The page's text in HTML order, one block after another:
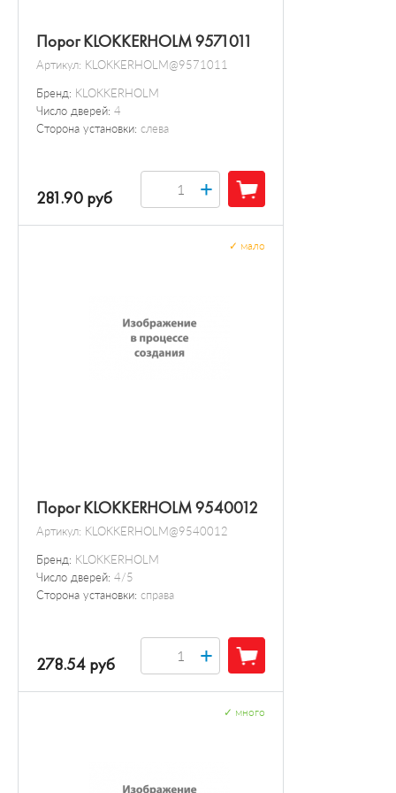
Порог KLOKKERHOLM 9571011
Артикул: KLOKKERHOLM@9571011
Бренд: KLOKKERHOLM
Число дверей: 4
Сторона установки: слева
281.90 руб +
Порог KLOKKERHOLM 9540012
Артикул: KLOKKERHOLM@9540012
Бренд: KLOKKERHOLM
Число дверей: 4/5
Сторона установки: справа
мало
278.54 руб +
много